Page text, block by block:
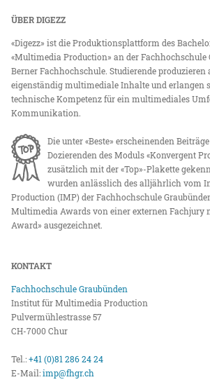
ÜBER DIGEZZ
«Digezz» ist die Produktionsplattform des
«Multimedia Production» an der Fachhochschule
Berner Fachhochschule. Studierende
eigenständig multimediale Inhalte und erlangen
technische Kompetenz für ein multimediales
Kommunikation.
Die unter «Beste» erscheinenden
Dozierenden des Moduls «Konvergent
zusätzlich mit der «Top»-Plakette
wurden anlässlich des alljährlich vom
Production (IMP) der Fachhochschule
Multimedia Awards von einer externen Fachjury
Award» ausgezeichnet.
KONTAKT
Fachhochschule Graubünden
Institut für Multimedia Production
Pulvermühlestrasse 57
CH-7000 Chur
Tel.:+41 (0)81 286 24 24
E-Mail:imp@fhgr.ch